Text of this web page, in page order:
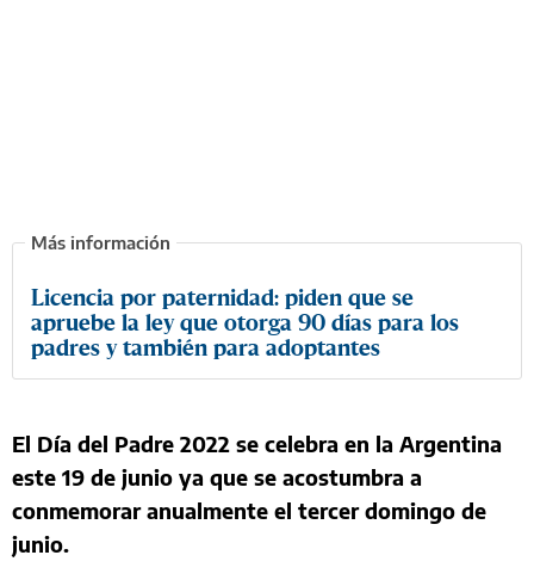
Licencia por paternidad: piden que se
apruebe la ley que otorga 90 días para los
padres y también para adoptantes
El Día del Padre 2022 se celebra en la Argentina
este 19 de junio ya que se acostumbra a
conmemorar anualmente el tercer domingo de
junio.